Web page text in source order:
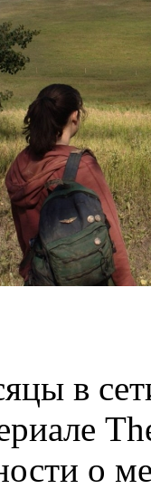
в
о